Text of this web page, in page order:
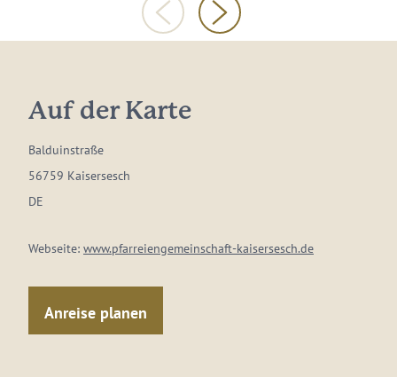
Auf der Karte
Balduinstraße
56759 Kaisersesch
DE
Webseite: www.pfarreiengemeinschaft-kaisersesch.de
Anreise planen